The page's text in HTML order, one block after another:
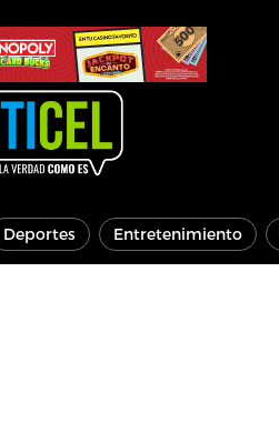
Deportes Entretenimiento